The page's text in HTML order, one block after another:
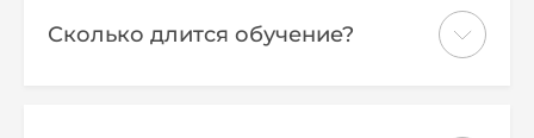
Сколько длится обучение?